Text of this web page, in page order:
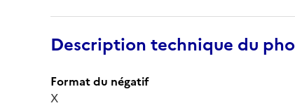
Description technique du
Format du négatif
X